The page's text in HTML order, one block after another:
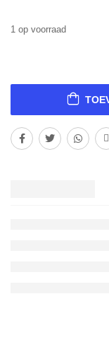
1 op voorraad